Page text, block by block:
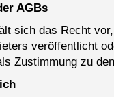
AGBs
sich das Recht
veröffentlicht
Zustimmung zu